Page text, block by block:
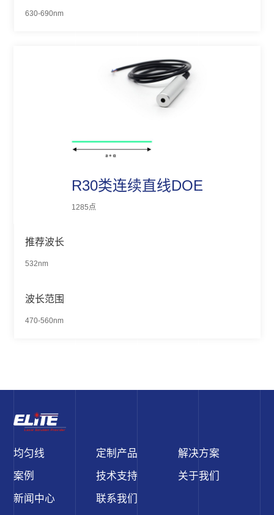
630-690nm
R30类连续直线DOE
1285点
推荐波长
532nm
波长范围
470-560nm
均匀线 定制产品
解决方案
案例
技术支持
关于我们
新闻中心
联系我们